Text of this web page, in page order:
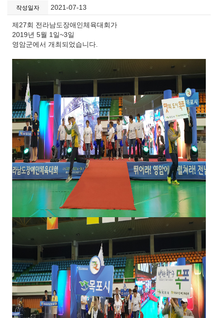
작성일자 2021-07-13
제27회 전라남도장애인체육대회가
2019년 5월 1일~3일
영암군에서 개최되었습니다.